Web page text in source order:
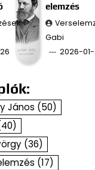
elemzés
Gabi
2026-
János (50)
(36)
(17)